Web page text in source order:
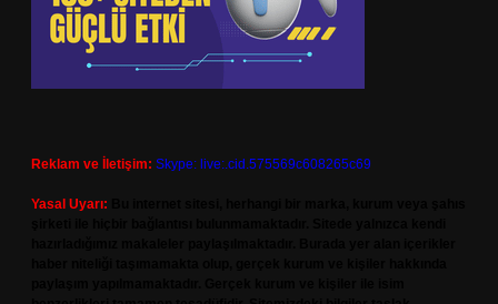
Reklam ve İletişim: Skype: live:.cid.575569c608265c69
Yasal Uyarı: